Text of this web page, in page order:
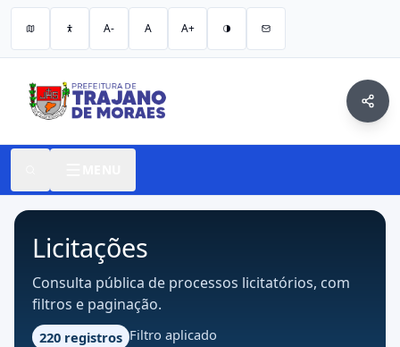
A- A A+
Licitações
Consulta pública de processos licitatórios, com
filtros e paginação.
220 registros Filtro aplicado